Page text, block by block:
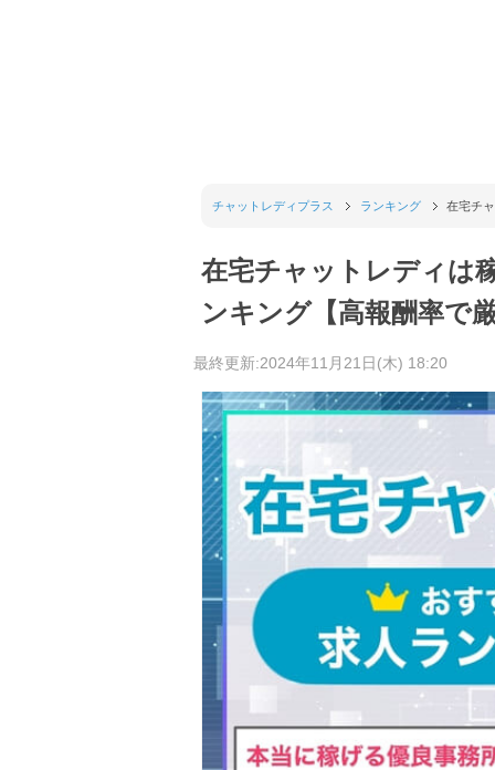
チャットレディプラス ランキング 在宅チ
在宅チャットレディは
ンキング【高報酬率で
最終更新:2024年11月21日(木) 18:20